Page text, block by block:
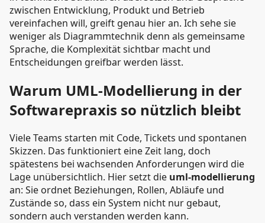
zwischen Entwicklung, Produkt und Betrieb
vereinfachen will, greift genau hier an. Ich sehe sie
weniger als Diagrammtechnik denn als gemeinsame
Sprache, die Komplexität sichtbar macht und
Entscheidungen greifbar werden lässt.
Warum UML-Modellierung in der
Softwarepraxis so nützlich bleibt
Viele Teams starten mit Code, Tickets und spontanen
Skizzen. Das funktioniert eine Zeit lang, doch
spätestens bei wachsenden Anforderungen wird die
Lage unübersichtlich. Hier setzt die uml-modellierung
an: Sie ordnet Beziehungen, Rollen, Abläufe und
Zustände so, dass ein System nicht nur gebaut,
sondern auch verstanden werden kann.